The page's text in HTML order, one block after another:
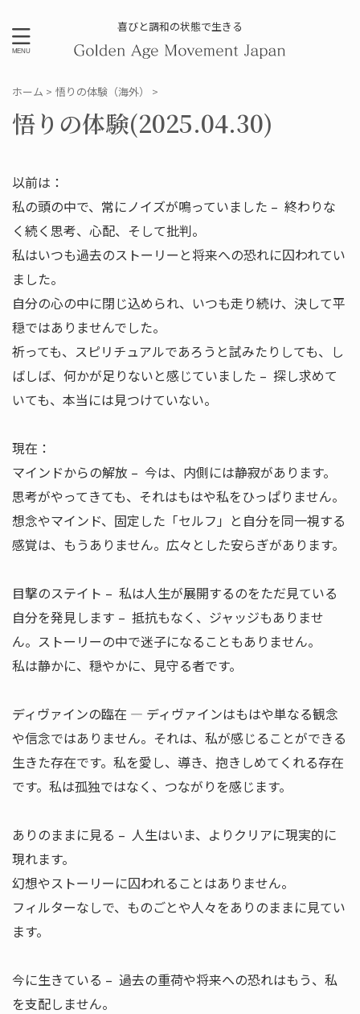
喜びと調和の状態で生きる
ホーム > 悟りの体験（海外） >
悟りの体験(2025.04.30)
以前は：
私の頭の中で、常にノイズが鳴っていました – 終わりな
く続く思考、心配、そして批判。
私はいつも過去のストーリーと将来への恐れに囚われてい
ました。
自分の心の中に閉じ込められ、いつも走り続け、決して平
穏ではありませんでした。
祈っても、スピリチュアルであろうと試みたりしても、し
ばしば、何かが足りないと感じていました – 探し求めて
いても、本当には見つけていない。
現在：
マインドからの解放 – 今は、内側には静寂があります。
思考がやってきても、それはもはや私をひっぱりません。
想念やマインド、固定した「セルフ」と自分を同一視する
感覚は、もうありません。広々とした安らぎがあります。
目撃のステイト – 私は人生が展開するのをただ見ている
自分を発見します – 抵抗もなく、ジャッジもありませ
ん。ストーリーの中で迷子になることもありません。
私は静かに、穏やかに、見守る者です。
ディヴァインの臨在 ― ディヴァインはもはや単なる観念
や信念ではありません。それは、私が感じることができる
生きた存在です。私を愛し、導き、抱きしめてくれる存在
です。私は孤独ではなく、つながりを感じます。
ありのままに見る – 人生はいま、よりクリアに現実的に
現れます。
幻想やストーリーに囚われることはありません。
フィルターなしで、ものごとや人々をありのままに見てい
ます。
今に生きている – 過去の重荷や将来への恐れはもう、私
を支配しません。